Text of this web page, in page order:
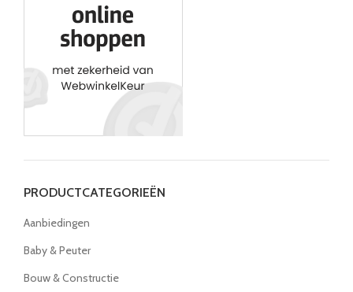
PRODUCTCATEGORIEËN
Aanbiedingen
Baby & Peuter
Bouw & Constructie